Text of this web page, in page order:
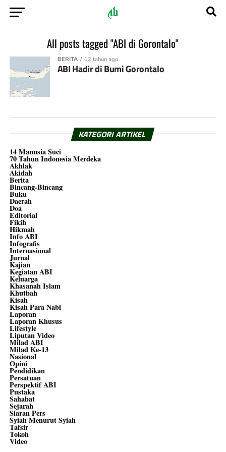
All posts tagged "ABI di Gorontalo"
BERITA 12 tahun ago
ABI Hadir di Bumi Gorontalo
KATEGORI ARTIKEL
14 Manusia Suci
70 Tahun Indonesia Merdeka
Akhlak
Akidah
Berita
Bincang-Bincang
Buku
Daerah
Doa
Editorial
Fikih
Hikmah
Info ABI
Infografis
Internasional
Jurnal
Kajian
Kegiatan ABI
Keluarga
Khasanah Islam
Khutbah
Kisah
Kisah Para Nabi
Laporan
Laporan Khusus
Lifestyle
Liputan Video
Milad ABI
Milad Ke-13
Nasional
Opini
Pendidikan
Persatuan
Perspektif ABI
Pustaka
Sahabat
Sejarah
Siaran Pers
Syiah Menurut Syiah
Tafsir
Tokoh
Video